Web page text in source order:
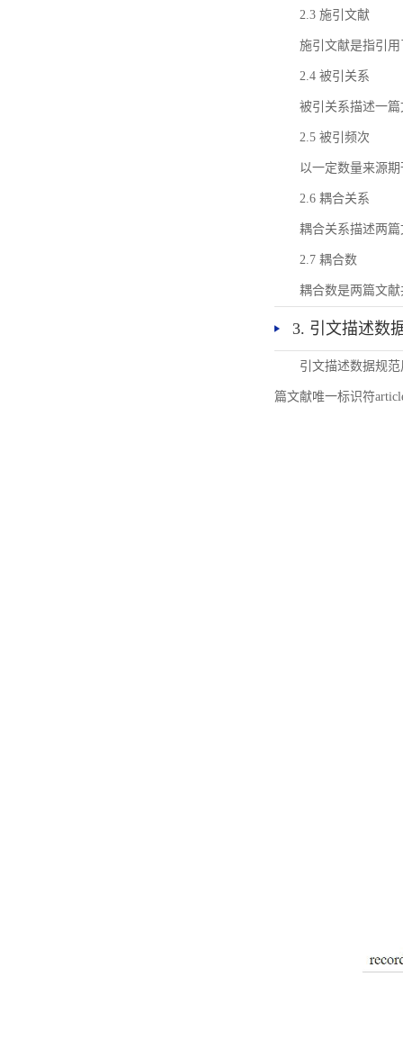
2.3 施引文献
施引文献是指引
2.4 被引关系
被引关系描述一
2.5 被引频次
以一定数量来源
2.6 耦合关系
耦合关系描述两
2.7 耦合数
耦合数是两篇文
3. 引文描述数
引文描述数据规
篇文献唯一标识符